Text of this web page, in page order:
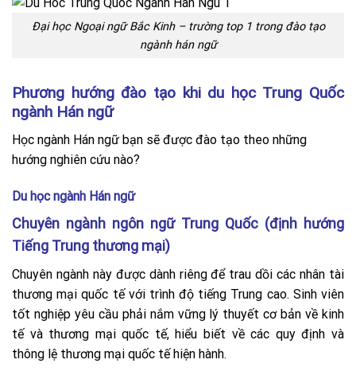
Đại học Ngoại ngữ Bắc Kinh – trường top 1 trong đào tạo
ngành hán ngữ
Phương hướng đào tạo khi du học Trung Quốc
ngành Hán ngữ
Học ngành Hán ngữ bạn sẽ được đào tạo theo những
hướng nghiên cứu nào?
Du học ngành Hán ngữ
Chuyên ngành ngôn ngữ Trung Quốc (định hướng
Tiếng Trung thương mại)
Chuyên ngành này được dành riêng để trau dồi các nhân tài
thương mại quốc tế với trình độ tiếng Trung cao. Sinh viên
tốt nghiệp yêu cầu phải nắm vững lý thuyết cơ bản về kinh
tế và thương mại quốc tế, hiểu biết về các quy định và
thông lệ thương mại quốc tế hiện hành.